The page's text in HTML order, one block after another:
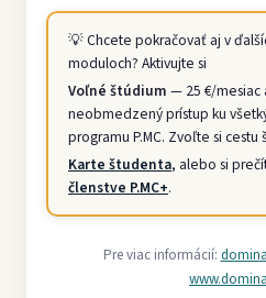
💡 Chcete pokračovať aj v
moduloch? Aktivujte si
Voľné štúdium — 25 €/mesiac
neobmedzený prístup ku
programu P.MC. Zvoľte si
Karte študenta, alebo si
členstve P.MC+.
Pre viac informácií: